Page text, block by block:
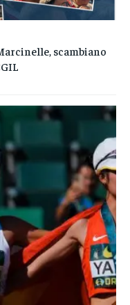
scambiano